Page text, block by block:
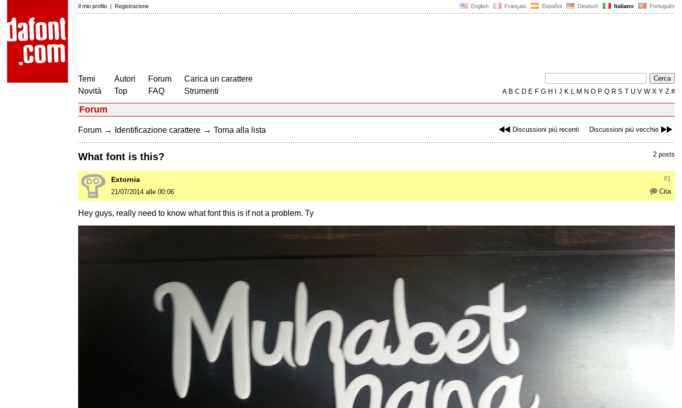
English Français Español Deutsch Italiano Português
Il mio profilo | Registrazione
Temi
Novità
Autori
Top
Forum
FAQ
Carica un carattere
Strumenti
AB C D E F G H J K L M N O P Q R S T U V W X Y Z #
Forum
Discussioni più recenti Discussioni più vecchie
Forum → Identificazione carattere → Torna alla lista
2 posts
What font is this?
#1
Extornia
Cita
21/07/2014 alle 00:06
Hey guys, really need to know what font this is if not a problem. Ty